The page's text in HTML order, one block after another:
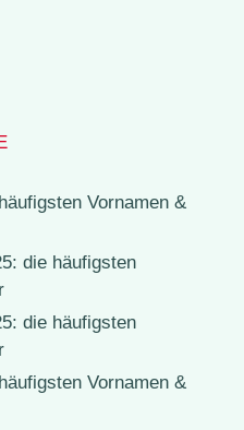
Vornamen &
die häufigsten
die häufigsten
Vornamen &